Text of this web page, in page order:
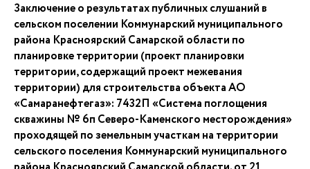
Заключение о результатах публичных слушаний в
сельском поселении Коммунарский муниципального
района Красноярский Самарской области по
планировке территории (проект планировки
территории, содержащий проект межевания
территории) для строительства объекта АО
«Самаранефтегаз»: 7432П «Система поглощения
скважины № 6п Северо-Каменского месторождения»
проходящей по земельным участкам на территории
сельского поселения Коммунарский муниципального